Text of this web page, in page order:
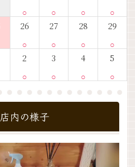
○ ○ ○ ○
26
○
27
○
28
○
29
○
2
○
3
○
4
○
5
○
店内の様子